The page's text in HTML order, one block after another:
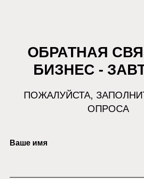
ОБРАТНАЯ
БИЗНЕС -
ПОЖАЛУЙСТА,
ОПРОСА
Ваше имя